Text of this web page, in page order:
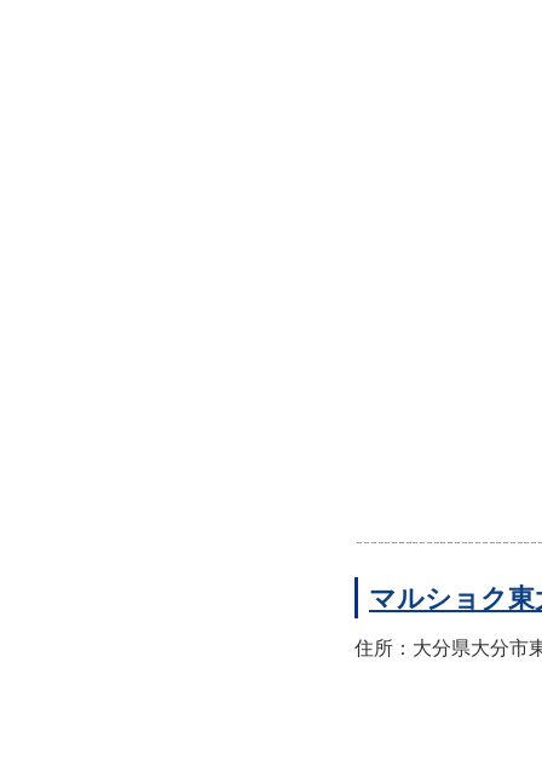
マルショク東
住所：大分県大分市